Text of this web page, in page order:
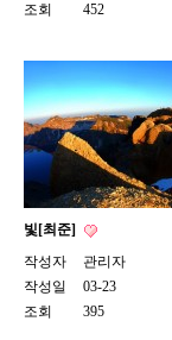
조회
452
빛[최준]
작성자
관리자
작성일
03-23
조회
395